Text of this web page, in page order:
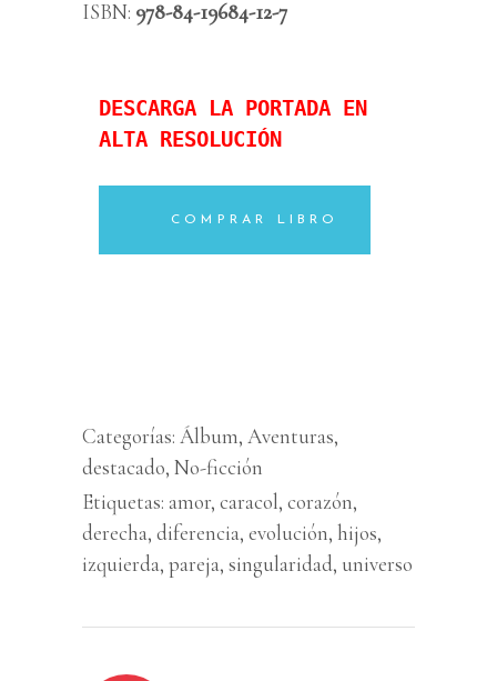
ISBN: 978-84-19684-12-7
DESCARGA LA PORTADA EN
ALTA RESOLUCIÓN
COMPRAR LIBRO
Categorías: Álbum, Aventuras,
destacado, No-ficción
Etiquetas: amor, caracol, corazón,
derecha, diferencia, evolución, hijos,
izquierda, pareja, singularidad, universo